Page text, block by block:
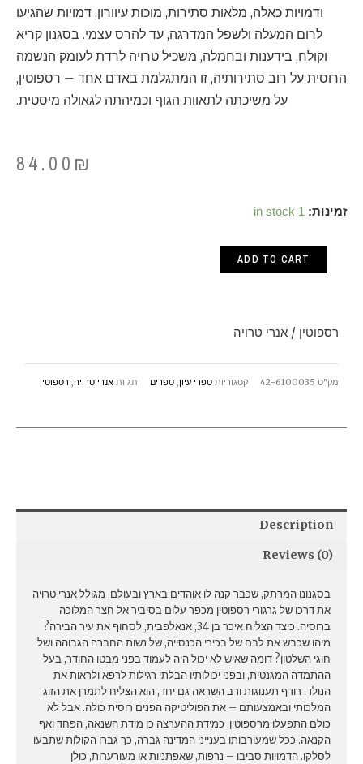
ודמויות כאלה, מלאות סתירות, מוכות עיוורון, דמויות שהגיעו
לרום המעלה ולשפל המדרגה, עד להרס עצמי. בסגנון קריא
וקולח, בידענות ובחמלה, משכיל טרויה לרדת לעומק הנשמה
הרוסית על רוב סתירותיה, זו המתגלמת באדם אחד – רספוטין,
על משיכתה לתאוות הגוף וכמיהתה לגאולה מיסטית.
84.00 ₪
זמינות: 1 in stock רספוטין
ADD TO CART
רספוטין / אנרי טרויה
מק"ט 42-6100035 קטגוריות ספרי עיון, ספרים תגיות אנרי טרויה, רספוטין
Description
Reviews (0)
בסגנונו המרתק, שכבר קנה לו אוהדים בארץ ובעולם, מגולל אנרי טרויה
את דרכו של גרגורי רספוטין מכפר עלום בסיביר אל חצר המלוכה
ברוסיה. כיצד הצליח איכר בן 34, אנאלפבית, לסחוף את עיר הבירה?
מיהו שכבש את לבם של בכירי הכנסייה, של נשות החברה הגבוהה ושל
חוגי השלטון? דומה שאיש לא יכול היה לעמוד בפני מבטו החודר, בעל
ההתמדה המגנטית, ובפני יכולותיו הבלתי רגילות לרפא ולראות את
הנולד. רודף תענוגות ורב השראה גם יחד, הוא הצליח לתמרן את הזוג
המלכותי ובאמצעותם – את הפוליטיקה הפנים רוסית כולה. אבל לא
כולם התפעלו מרספוטין. כמידת ההערצה כן מידת השנאה, הפחד ואף
הקנאה. ככל שמעורבותו בענייני המדינה גברה, כך גברו הקולות שתבעו
לסלקו. הדמויות סביבו – נרפות, שאפתניות או מעורערות, כולן